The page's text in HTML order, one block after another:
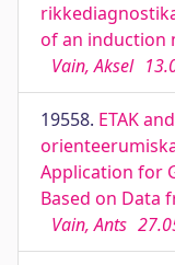
of an induction
Vain, Aksel
19558. ETAK
Application for
Based on Data
Vain, Ants